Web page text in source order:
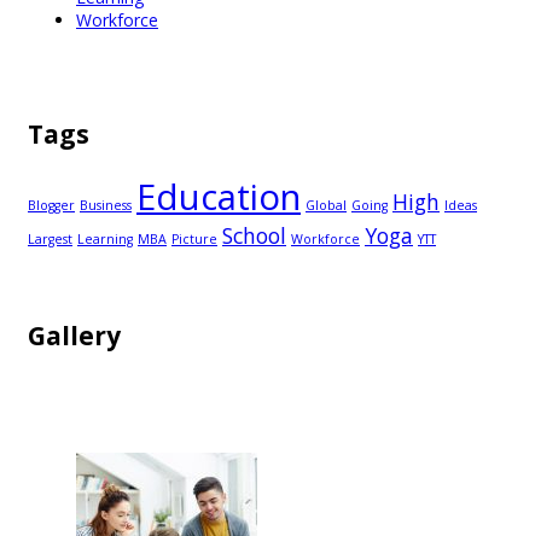
Workforce
Tags
Blogger Business Education Global Going High Ideas
Largest Learning MBA Picture School Workforce Yoga YTT
Gallery